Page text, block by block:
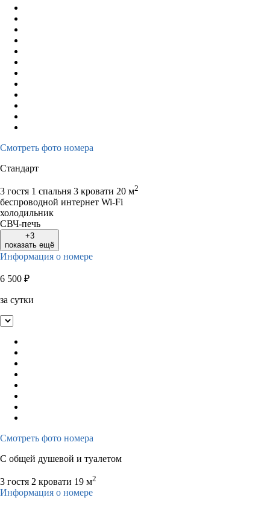
Смотреть фото номера
Стандарт
3 гостя 1 спальня 3 кровати 20 м2
беспроводной интернет Wi-Fi
холодильник
СВЧ-печь
+3
показать ещё
Информация о номере
6 500 ₽
за сутки
Смотреть фото номера
С общей душевой и туалетом
3 гостя 2 кровати 19 м2
Информация о номере